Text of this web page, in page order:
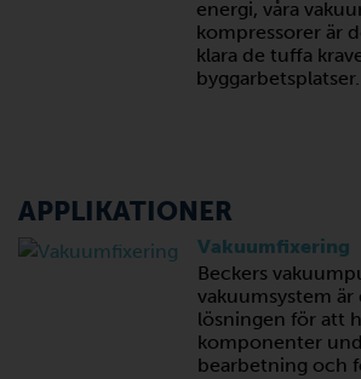
energi, våra
kompressorer är
klara de tuffa
byggarbetsplatser.
APPLIKATIONER
Vakuumfixering
Beckers
vakuumsystem är
lösningen för att
komponenter
bearbetning och